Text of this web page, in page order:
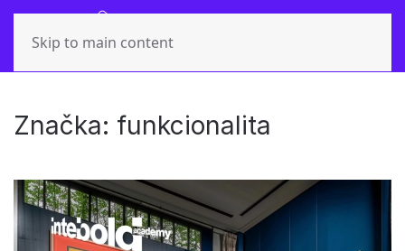
Skip to main content
Značka: funkcionalita